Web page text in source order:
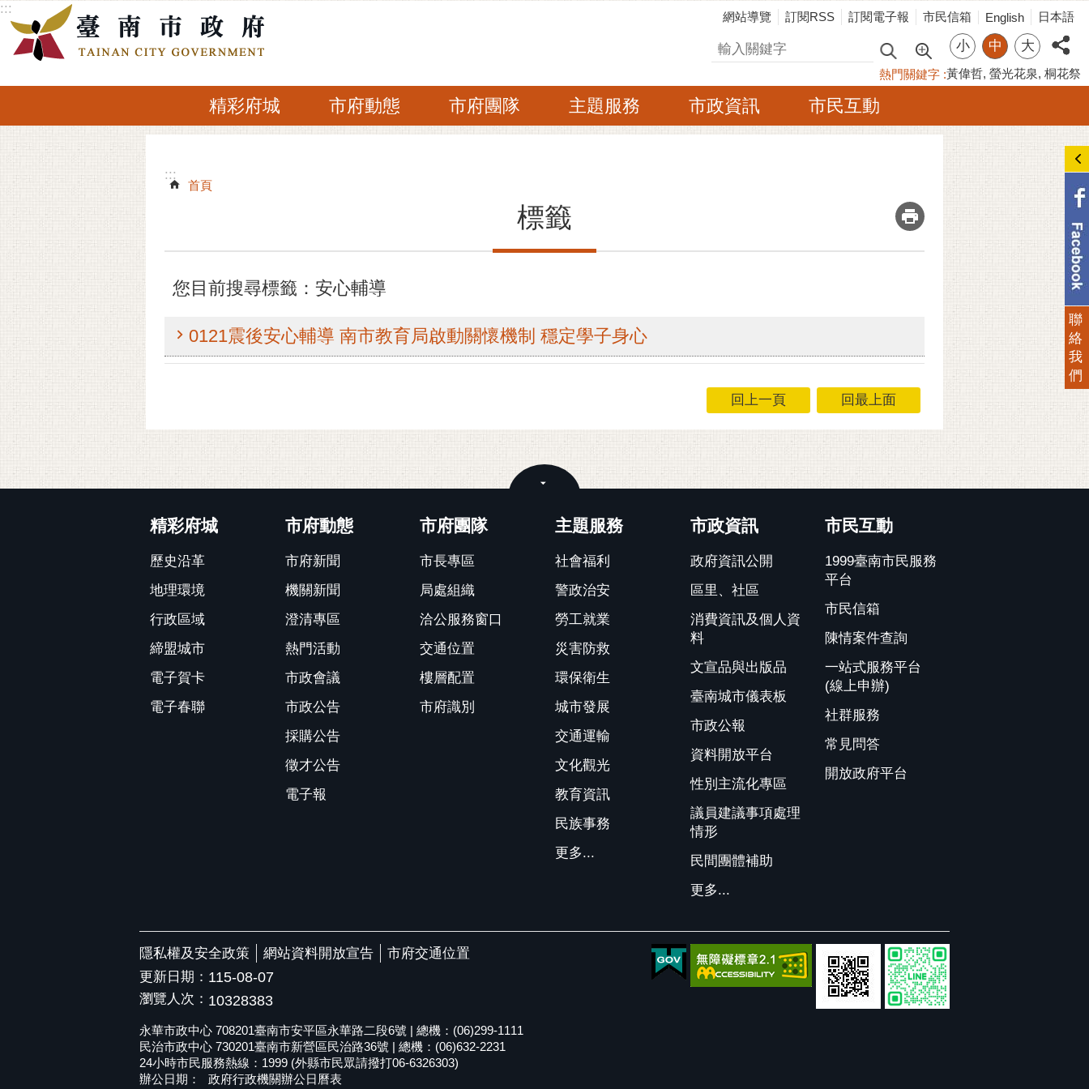
跳到主要內容區塊
:::
網站導覽 訂閱RSS 訂閱電子報 市民信箱 English 日本語
搜尋 小 中 大
熱門關鍵字 黃偉哲 螢光花泉 桐花祭
精彩府城 市府動態 市府團隊 主題服務 市政資訊 市民互動
:::
:::
首頁
標籤 _
您目前搜尋標籤：安心輔導
0121震後安心輔導 南市教育局啟動關懷機制 穩定學子身心
回上一頁 回最上面
精彩府城
歷史沿革
地理環境
行政區域
締盟城市
電子賀卡
電子春聯
市府動態
市府新聞
機關新聞
澄清專區
熱門活動
市政會議
市政公告
採購公告
徵才公告
電子報
市府團隊
市長專區
局處組織
洽公服務窗口
交通位置
樓層配置
市府識別
主題服務
社會福利
警政治安
勞工就業
災害防救
環保衛生
城市發展
交通運輸
文化觀光
教育資訊
民族事務
更多...
市政資訊
政府資訊公開
區里、社區
消費資訊及個人資
料
文宣品與出版品
臺南城市儀表板
市政公報
資料開放平台
性別主流化專區
議員建議事項處理
情形
民間團體補助
更多...
市民互動
1999臺南市民服務
平台
市民信箱
陳情案件查詢
一站式服務平台
(線上申辦)
社群服務
常見問答
開放政府平台
隱私權及安全政策 網站資料開放宣告
市府交通位置
更新日期： 115-08-07
瀏覽人次： 10328383
永華市政中心 708201臺南市安平區永華路二段6號 | 總機：(06)299-1111
民治市政中心 730201臺南市新營區民治路36號 | 總機：(06)632-2231
24小時市民服務熱線：1999 (外縣市民眾請撥打06-6326303)
辦公日期：
政府行政機關辦公日曆表
聯
絡
我
們